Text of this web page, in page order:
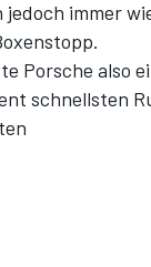
immer
Porsche also
schnellsten